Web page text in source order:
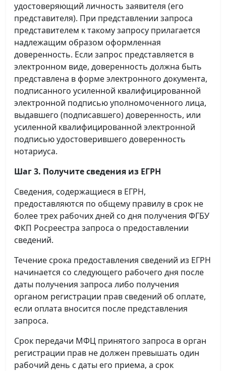
удостоверяющий личность заявителя (его
представителя). При представлении запроса
представителем к такому запросу прилагается
надлежащим образом оформленная
доверенность. Если запрос представляется в
электронном виде, доверенность должна быть
представлена в форме электронного документа,
подписанного усиленной квалифицированной
электронной подписью уполномоченного лица,
выдавшего (подписавшего) доверенность, или
усиленной квалифицированной электронной
подписью удостоверившего доверенность
нотариуса.
Шаг 3. Получите сведения из ЕГРН
Сведения, содержащиеся в ЕГРН,
предоставляются по общему правилу в срок не
более трех рабочих дней со дня получения ФГБУ
ФКП Росреестра запроса о предоставлении
сведений.
Течение срока предоставления сведений из ЕГРН
начинается со следующего рабочего дня после
даты получения запроса либо получения
органом регистрации прав сведений об оплате,
если оплата вносится после представления
запроса.
Срок передачи МФЦ принятого запроса в орган
регистрации прав не должен превышать один
рабочий день с даты его приема, а срок